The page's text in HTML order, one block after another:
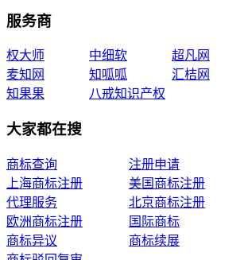
服务商
权大师 中细软
超凡网
麦知网
知呱呱
汇桔网
知果果
八戒知识产权
大家都在搜
商标查询
注册申请
上海商标注册
美国商标注册
代理服务
北京商标注册
欧洲商标注册
国际商标
商标异议
商标续展